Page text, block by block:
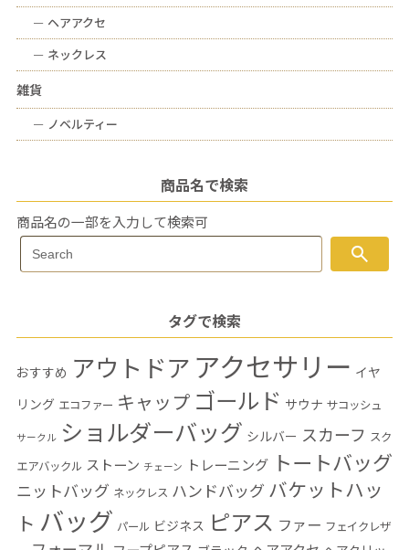
ー ヘアアクセ
ー ネックレス
雑貨
ー ノベルティー
商品名で検索
商品名の一部を入力して検索可
Search
for:
search
タグで検索
おすすめ アウトドア アクセサリー イヤ
リング エコファー キャップ ゴールド サウナ サコッシュ
サークル ショルダーバッグ シルバー スカーフ スク
エアバックル ストーン チェーン トレーニング トートバッグ
ニットバッグ ネックレス ハンドバッグ バケットハッ
ト バッグ パール ビジネス ピアス ファー フェイクレザ